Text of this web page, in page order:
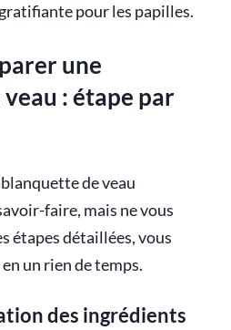
pour les papilles.
une
: étape par
de veau
faire, mais ne vous
étapes détaillées, vous
un rien de temps.
des ingrédients